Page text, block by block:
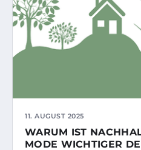
11. AUGUST 2025
WARUM IST
MODE WICHTIGER